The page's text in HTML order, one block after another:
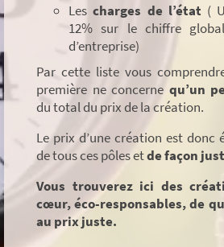
Les charges de l’état (
12% sur le chiffre
d’entreprise)
Par cette liste vous
première ne concerne qu’un
du total du prix de la création.
Le prix d’une création est
de tous ces pôles etde façon
Vous trouverez ici des
cœur, éco-responsables, de
au prix juste.